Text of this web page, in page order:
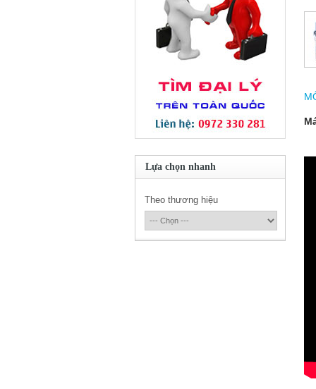
Lựa chọn nhanh
Theo thương hiệu